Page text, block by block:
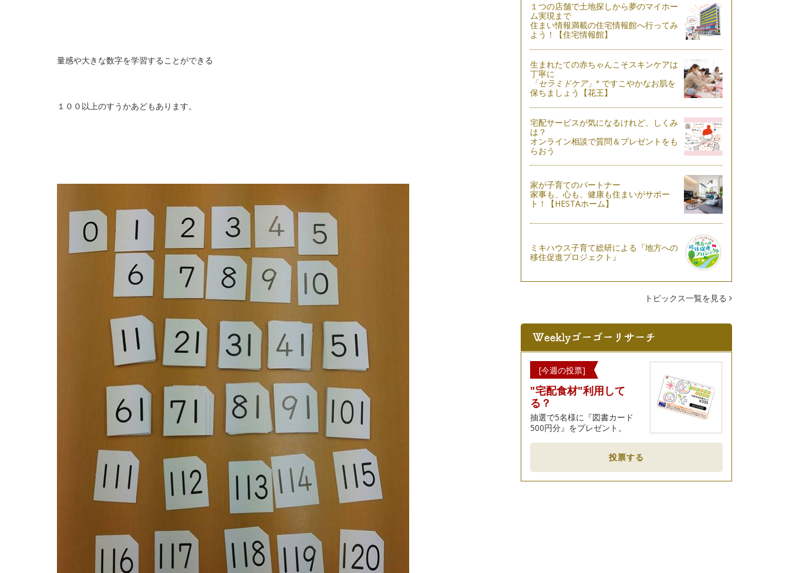
量感や大きな数字を学習することができる
１００以上のすうかあどもあります。
１つの店舗で土地探しから夢のマイホー
ム実現まで
住まい情報満載の住宅情報館へ行ってみ
よう！【住宅情報館】
生まれたての赤ちゃんこそスキンケアは
丁寧に
「セラミドケア」 ※ですこやかなお肌を
保ちましょう【花王】
宅配サービスが気になるけれど、しくみ
は？
オンライン相談で質問＆プレゼントをも
らおう
家が子育てのパートナー
家事も、心も、健康も住まいがサポー
ト！【HESTAホーム】
ミキハウス子育て総研による『地方への
移住促進プロジェクト』
トピックス一覧を見る
[今週の投票]
"宅配食材"利用して
る？
抽選で5名様に『図書カード
500円分』をプレゼント。
投票する